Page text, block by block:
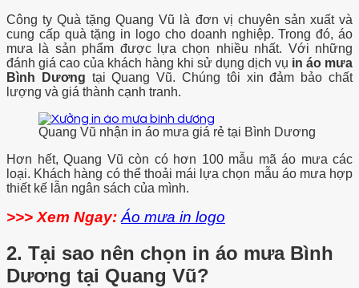
Công ty Quà tặng Quang Vũ là đơn vị chuyên sản xuất và
cung cấp quà tặng in logo cho doanh nghiệp. Trong đó, áo
mưa là sản phẩm được lựa chọn nhiều nhất. Với những
đánh giá cao của khách hàng khi sử dụng dịch vụ in áo mưa
Bình Dương tại Quang Vũ. Chúng tôi xin đảm bảo chất
lượng và giá thành cạnh tranh.
Quang Vũ nhận in áo mưa giá rẻ tại Bình Dương
Hơn hết, Quang Vũ còn có hơn 100 mẫu mã áo mưa các
loại. Khách hàng có thể thoải mái lựa chọn mẫu áo mưa hợp
thiết kế lẫn ngân sách của mình.
>>> Xem Ngay: Áo mưa in logo
2. Tại sao nên chọn in áo mưa Bình
Dương tại Quang Vũ?